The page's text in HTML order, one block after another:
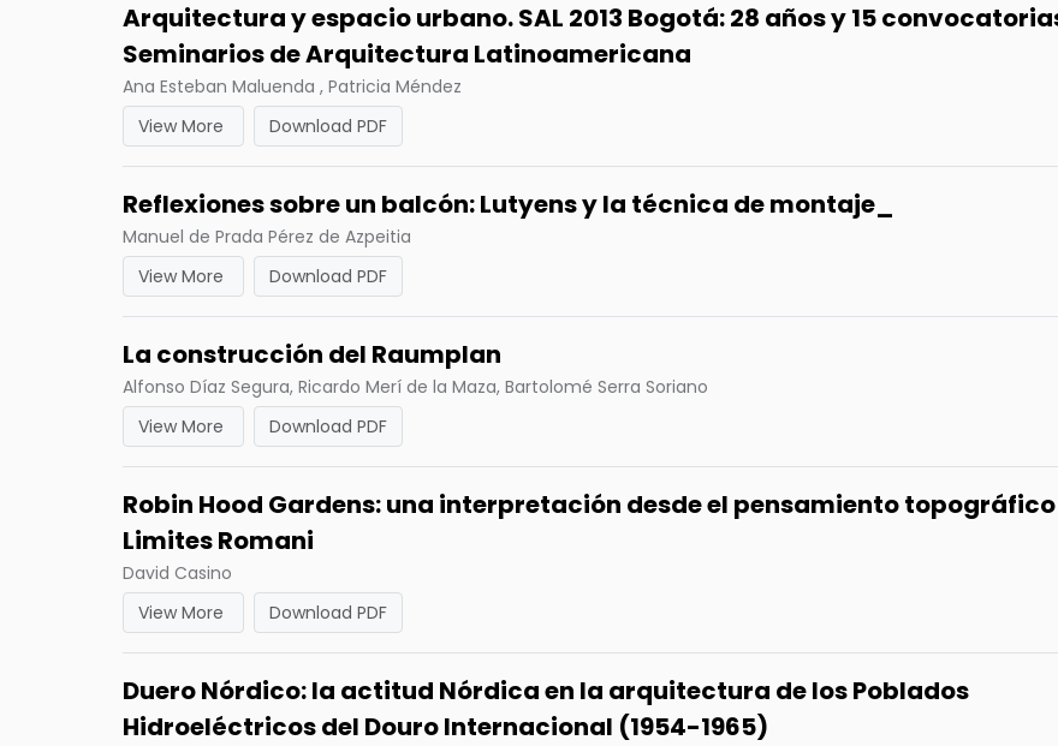
Arquitectura y espacio urbano. SAL 2013 Bogotá: 28 años y 15
Seminarios de Arquitectura Latinoamericana
Ana Esteban Maluenda , Patricia Méndez
View More
Download PDF
Reflexiones sobre un balcón: Lutyens y la técnica de montaje_
Manuel de Prada Pérez de Azpeitia
View More
Download PDF
La construcción del Raumplan
Alfonso Díaz Segura, Ricardo Merí de la Maza, Bartolomé Serra Soriano
View More
Download PDF
Robin Hood Gardens: una interpretación desde el pensamiento
Limites Romani
David Casino
View More
Download PDF
Duero Nórdico: la actitud Nórdica en la arquitectura de los Poblados
Hidroeléctricos del Douro Internacional (1954-1965)